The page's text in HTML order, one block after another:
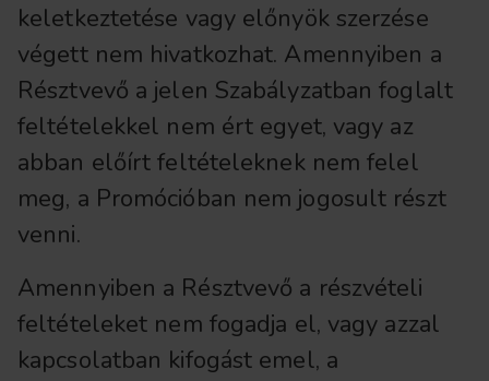
keletkeztetése vagy előnyök szerzése
végett nem hivatkozhat. Amennyiben a
Résztvevő a jelen Szabályzatban foglalt
feltételekkel nem ért egyet, vagy az
abban előírt feltételeknek nem felel
meg, a Promócióban nem jogosult részt
venni.
Amennyiben a Résztvevő a részvételi
feltételeket nem fogadja el, vagy azzal
kapcsolatban kifogást emel, a